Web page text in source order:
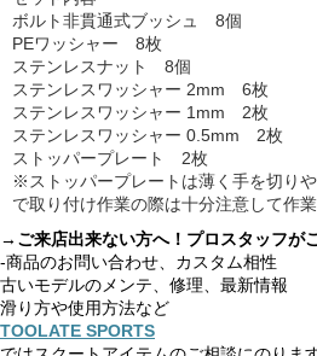
ボルト非貫通式ブッシュ 8個
PEワッシャー 8枚
ステンレスナット 8個
ステンレスワッシャー 2mm 6枚
ステンレスワッシャー 1mm 2枚
ステンレスワッシャー 0.5mm 2枚
ストッパープレート 2枚
※ストッパープレートは薄く手を切り
で取り付け作業の際は十分注意して作業
→ご来店出来ない方へ！プロスタッフが
-商品のお問い合わせ、カスタム相性
古いモデルのメンテ、修理、最新情報
滑り方や使用方法など
TOOLATE SPORTS